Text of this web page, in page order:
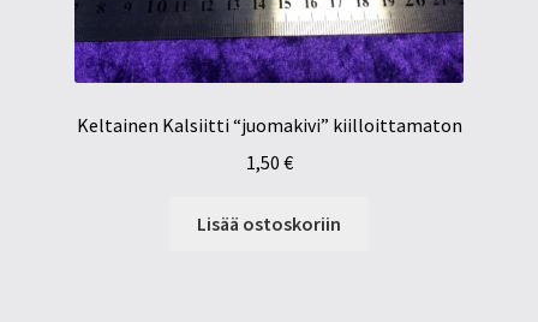
Keltainen Kalsiitti “juomakivi” kiilloittamaton
1,50 €
Lisää ostoskoriin